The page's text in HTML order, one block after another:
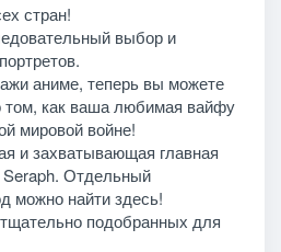
стран!
выбор и
аниме, теперь вы можете
том, как ваша любимая вайфу
мировой войне!
и захватывающая главная
Seraph. Отдельный
можно найти здесь!
подобранных для